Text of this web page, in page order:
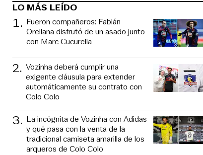
LO MÁS LEÍDO
1. Fueron compañeros: Fabián
Orellana disfrutó de un asado junto
con Marc Cucurella
2. Vozinha deberá cumplir una
exigente cláusula para extender
automáticamente su contrato con
Colo Colo
3. La incógnita de Vozinha con Adidas
y qué pasa con la venta de la
tradicional camiseta amarilla de los
arqueros de Colo Colo